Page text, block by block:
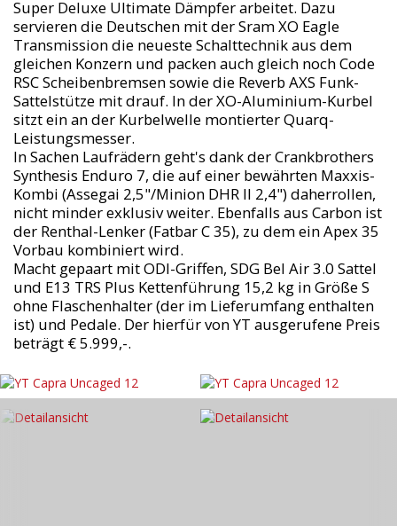
Super Deluxe Ultimate Dämpfer arbeitet. Dazu
servieren die Deutschen mit der Sram XO Eagle
Transmission die neueste Schalttechnik aus dem
gleichen Konzern und packen auch gleich noch Code
RSC Scheibenbremsen sowie die Reverb AXS Funk-
Sattelstütze mit drauf. In der XO-Aluminium-Kurbel
sitzt ein an der Kurbelwelle montierter Quarq-
Leistungsmesser.
In Sachen Laufrädern geht's dank der Crankbrothers
Synthesis Enduro 7, die auf einer bewährten Maxxis-
Kombi (Assegai 2,5"/Minion DHR II 2,4") daherrollen,
nicht minder exklusiv weiter. Ebenfalls aus Carbon ist
der Renthal-Lenker (Fatbar C 35), zu dem ein Apex 35
Vorbau kombiniert wird.
Macht gepaart mit ODI-Griffen, SDG Bel Air 3.0 Sattel
und E13 TRS Plus Kettenführung 15,2 kg in Größe S
ohne Flaschenhalter (der im Lieferumfang enthalten
ist) und Pedale. Der hierfür von YT ausgerufene Preis
beträgt € 5.999,-.